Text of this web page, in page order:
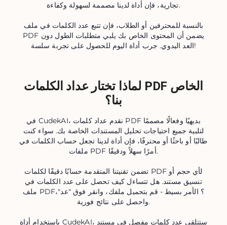
تجارية، فإن أداة لدينا مصممة لسهولة وكفاءة.
بالنسبة للمحترفين أو الطلاب، فإن تتبع عدد الكلمات في ملف
PDF يضمن أن المحتوى الخاص بك يلبي متطلبات الطول دون
العد اليدوي. جرب أداة اليوم للحصول على تجربة سلسة!
لماذا تختار عداد الكلمات PDF الخاص
بنا؟
في CudekAI، نقدم عداد كلمات PDF بديهيًا وفعالًا مصممًا
لتلبية جميع احتياجات تحليل المستندات الخاصة بك. سواء كنت
طالبًا أو باحثًا أو محترفًا، فإن أداة لدينا تجعل حساب الكلمات في
ملفات PDF أمرًا سهلاً ودقيقًا.
تضمن تقنيتنا المتقدمة حسابًا دقيقًا لكلمات PDF لأي حجم أو
تنسيق مستند. هل تتساءل كيف تحصل على عدد الكلمات في
ملف PDF؟ الأمر بسيط - قم بتحميل ملفك، وانقر فوق "عد"،
واحصل على نتائج فورية.
باستخدام أداة CudekAI، ستتلقى عدد كلمات مفصل في مستند